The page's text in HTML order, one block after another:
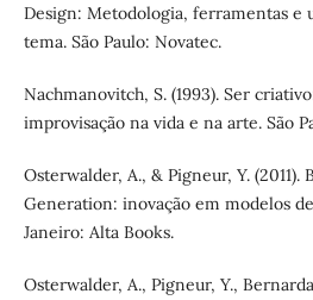
Design: Metodologia, ferramentas e
tema. São Paulo: Novatec.
Nachmanovitch, S. (1993). Ser
improvisação na vida e na arte. São
Osterwalder, A., & Pigneur, Y. (2011).
Generation: inovação em modelos
Janeiro: Alta Books.
Osterwalder, A., Pigneur, Y.,